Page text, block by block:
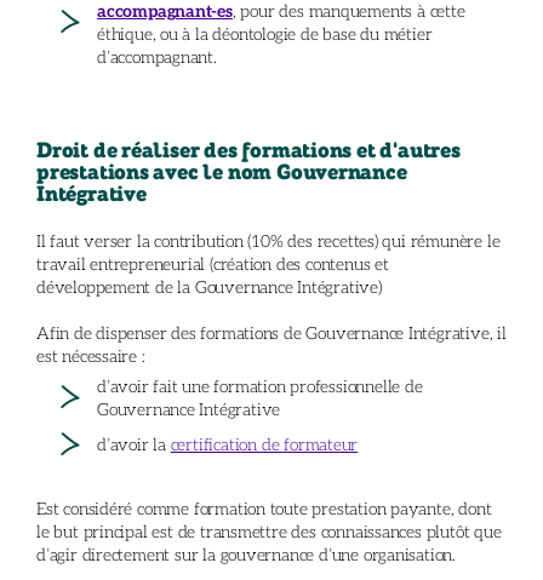
accompagnant-es, pour des manquements à cette
éthique, ou à la déontologie de base du métier
d’accompagnant.
Droit de réaliser des formations et d'autres
prestations avec le nom Gouvernance
Intégrative
Il faut verser la contribution (10% des recettes) qui rémunère le
travail entrepreneurial (création des contenus et
développement de la Gouvernance Intégrative)
Afin de dispenser des formations de Gouvernance Intégrative, il
est nécessaire :
d’avoir fait une formation professionnelle de
Gouvernance Intégrative
d’avoir la certification de formateur
Est considéré comme formation toute prestation payante, dont
le but principal est de transmettre des connaissances plutôt que
d’agir directement sur la gouvernance d’une organisation.